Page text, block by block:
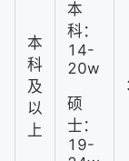
本
科
及
以
上
本
科：
14-
20w
硕
士：
19-